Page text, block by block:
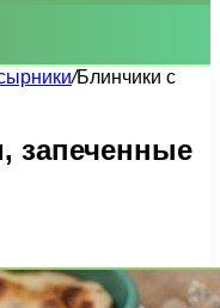
/Блинчики с
запеченные